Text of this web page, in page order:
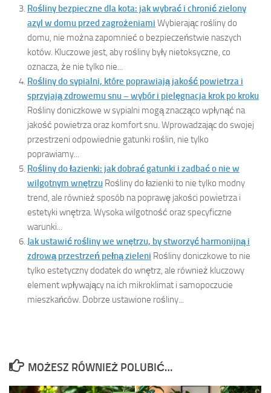
Rośliny bezpieczne dla kota: jak wybrać i chronić zielony
azyl w domu przed zagrożeniami Wybierając rośliny do
domu, nie można zapomnieć o bezpieczeństwie naszych
kotów. Kluczowe jest, aby rośliny były nietoksyczne, co
oznacza, że nie tylko nie...
Rośliny do sypialni, które poprawiają jakość powietrza i
sprzyjają zdrowemu snu – wybór i pielęgnacja krok po kroku
Rośliny doniczkowe w sypialni mogą znacząco wpłynąć na
jakość powietrza oraz komfort snu. Wprowadzając do swojej
przestrzeni odpowiednie gatunki roślin, nie tylko
poprawiamy...
Rośliny do łazienki: jak dobrać gatunki i zadbać o nie w
wilgotnym wnętrzu Rośliny do łazienki to nie tylko modny
trend, ale również sposób na poprawę jakości powietrza i
estetyki wnętrza. Wysoka wilgotność oraz specyficzne
warunki...
Jak ustawić rośliny we wnętrzu, by stworzyć harmonijną i
zdrową przestrzeń pełną zieleni Rośliny doniczkowe to nie
tylko estetyczny dodatek do wnętrz, ale również kluczowy
element wpływający na ich mikroklimat i samopoczucie
mieszkańców. Dobrze ustawione rośliny...
MOŻESZ RÓWNIEŻ POLUBIĆ…